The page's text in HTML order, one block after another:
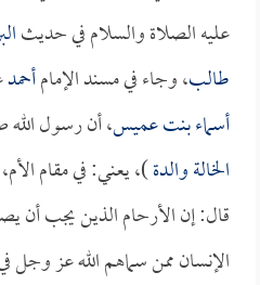
عليه الصلاة والسلام في حديث
طالب، وجاء في مسند الإمامأحمد
أسماء بنت عميس، أن رسول
الخالة والدة)، يعني: في مقام
قال: إن الأرحام الذين يجب أن
الإنسان ممن سماهم الله عز وجل